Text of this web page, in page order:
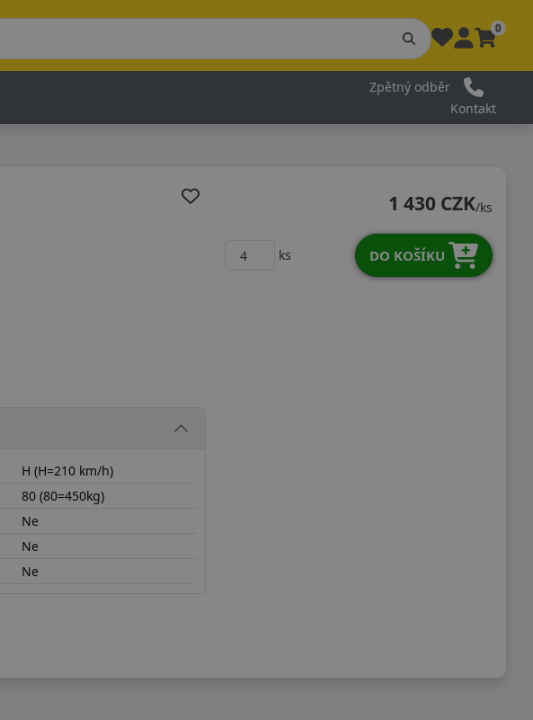
0
Zpětný odběr
Kontakt
H (H=210 km/h)
80 (80=450kg)
Ne
Ne
Ne
1 430 CZK/ks
ks DO KOŠÍKU